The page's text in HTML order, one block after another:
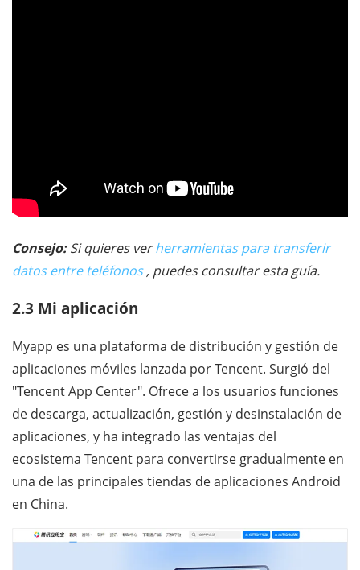
Consejo:Si quieres verherramientas para transferir
datos entre teléfonos, puedes consultar esta guía.
2.3 Mi aplicación
Myapp es una plataforma de distribución y gestión de
aplicaciones móviles lanzada por Tencent. Surgió del
"Tencent App Center". Ofrece a los usuarios funciones
de descarga, actualización, gestión y desinstalación de
aplicaciones, y ha integrado las ventajas del
ecosistema Tencent para convertirse gradualmente en
una de las principales tiendas de aplicaciones Android
en China.